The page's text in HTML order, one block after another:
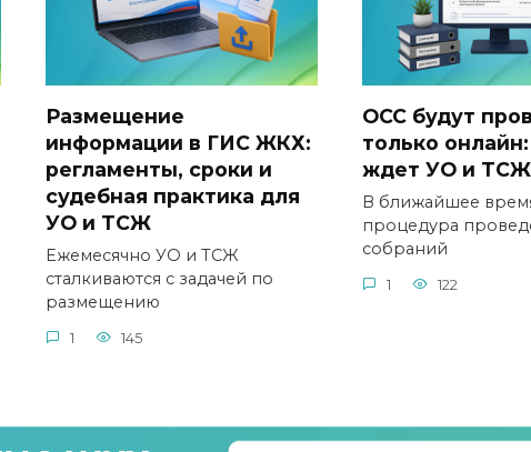
Размещение
информации в ГИС ЖКХ:
регламенты, сроки и
судебная практика для
УО и ТСЖ
Ежемесячно УО и ТСЖ
сталкиваются с задачей по
размещению
1 145
ОСС будут
только
ждет УО и
В ближайшее
процедура
собраний
1 122